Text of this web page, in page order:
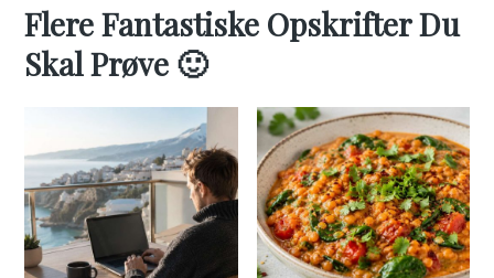
Flere Fantastiske Opskrifter Du
Skal Prøve 🙂